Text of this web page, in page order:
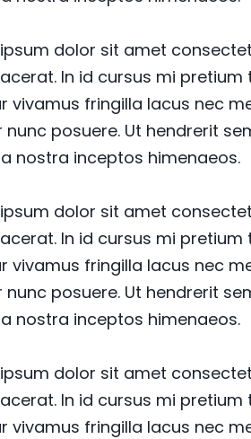
dolor sit amet
In id cursus mi
vivamus fringilla lacus nec
nunc posuere. Ut hendrerit
nostra inceptos himenaeos.
dolor sit amet
In id cursus mi
vivamus fringilla lacus nec
nunc posuere. Ut hendrerit
nostra inceptos himenaeos.
dolor sit amet
In id cursus mi
vivamus fringilla lacus nec